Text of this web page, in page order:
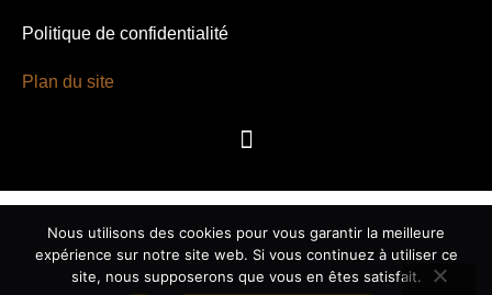
Politique de confidentialité
Plan du site
Nous utilisons des cookies pour vous garantir la meilleure
expérience sur notre site web. Si vous continuez à utiliser ce
site, nous supposerons que vous en êtes satisfait.